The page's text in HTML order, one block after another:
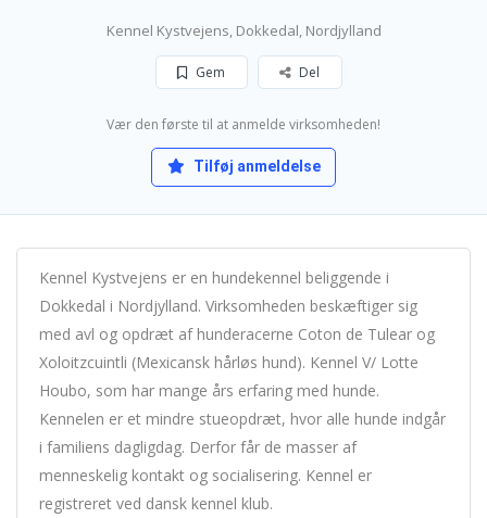
Kennel Kystvejens, Dokkedal, Nordjylland
Gem Del
Vær den første til at anmelde virksomheden!
Tilføj anmeldelse
Kennel Kystvejens er en hundekennel beliggende i
Dokkedal i Nordjylland. Virksomheden beskæftiger sig
med avl og opdræt af hunderacerne Coton de Tulear og
Xoloitzcuintli (Mexicansk hårløs hund). Kennel V/ Lotte
Houbo, som har mange års erfaring med hunde.
Kennelen er et mindre stueopdræt, hvor alle hunde indgår
i familiens dagligdag. Derfor får de masser af
menneskelig kontakt og socialisering. Kennel er
registreret ved dansk kennel klub.